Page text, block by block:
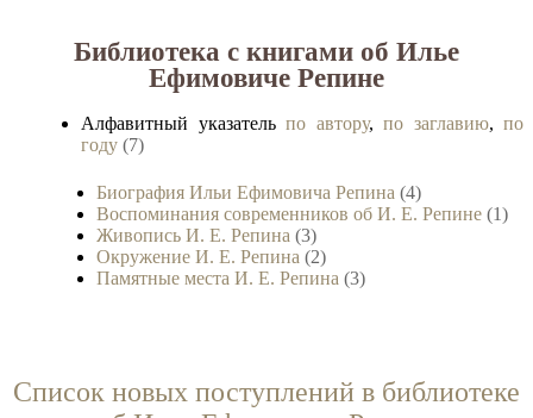
Библиотека с книгами об Илье
Ефимовиче Репине
Алфавитный указатель по автору, по заглавию, по
году (7)
Биография Ильи Ефимовича Репина (4)
Воспоминания современников об И. Е. Репине (1)
Живопись И. Е. Репина (3)
Окружение И. Е. Репина (2)
Памятные места И. Е. Репина (3)
Список новых поступлений в библиотеке